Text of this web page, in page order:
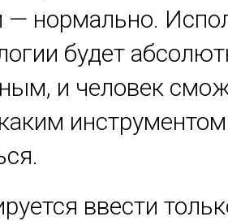
— нормально.
будет
и человек
инструментом
ввести